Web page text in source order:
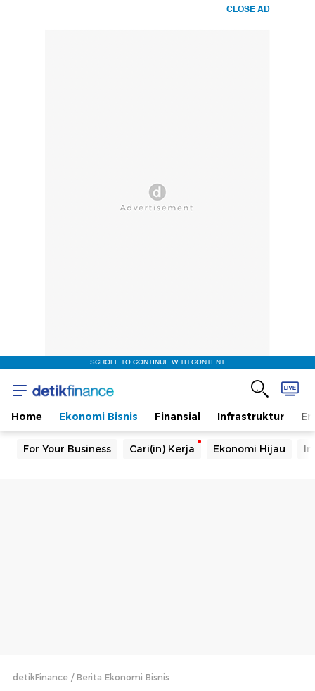
CLOSE AD
SCROLL TO CONTINUE WITH CONTENT
Home Ekonomi Bisnis Finansial Infrastruktur
For Your Business Cari(in) Kerja Ekonomi Hijau
detikFinance Berita Ekonomi Bisnis